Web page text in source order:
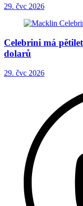
29. čvc 2026
Celebrini má
dolarů
29. čvc 2026